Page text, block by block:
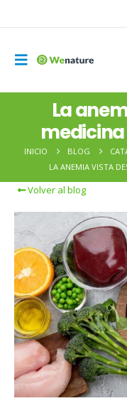
La
INICIO BLOG
LA ANEMIA VISTA
Volver al blog